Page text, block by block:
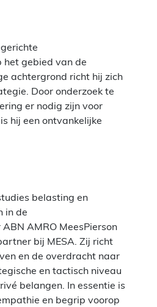
gebied van de
achtergrond richt hij zich
Door onderzoek te
er nodig zijn voor
hij een ontvankelijke
belasting en
in de
AMRO MeesPierson
bij MESA. Zij richt
en de overdracht naar
en tactisch niveau
belangen. In essentie is
en begrip voorop